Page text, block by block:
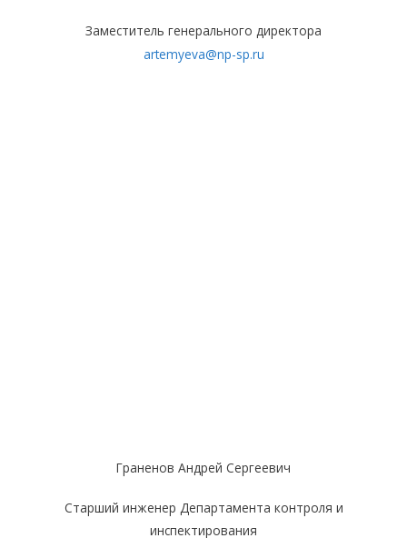
Заместитель генерального директора
artemyeva@np-sp.ru
Граненов Андрей Сергеевич
Старший инженер Департамента контроля и
инспектирования